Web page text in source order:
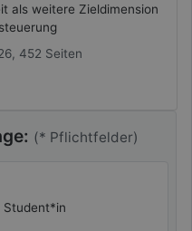
als weitere Zieldimension
452 Seiten
(* Pflichtfelder)
Student*in